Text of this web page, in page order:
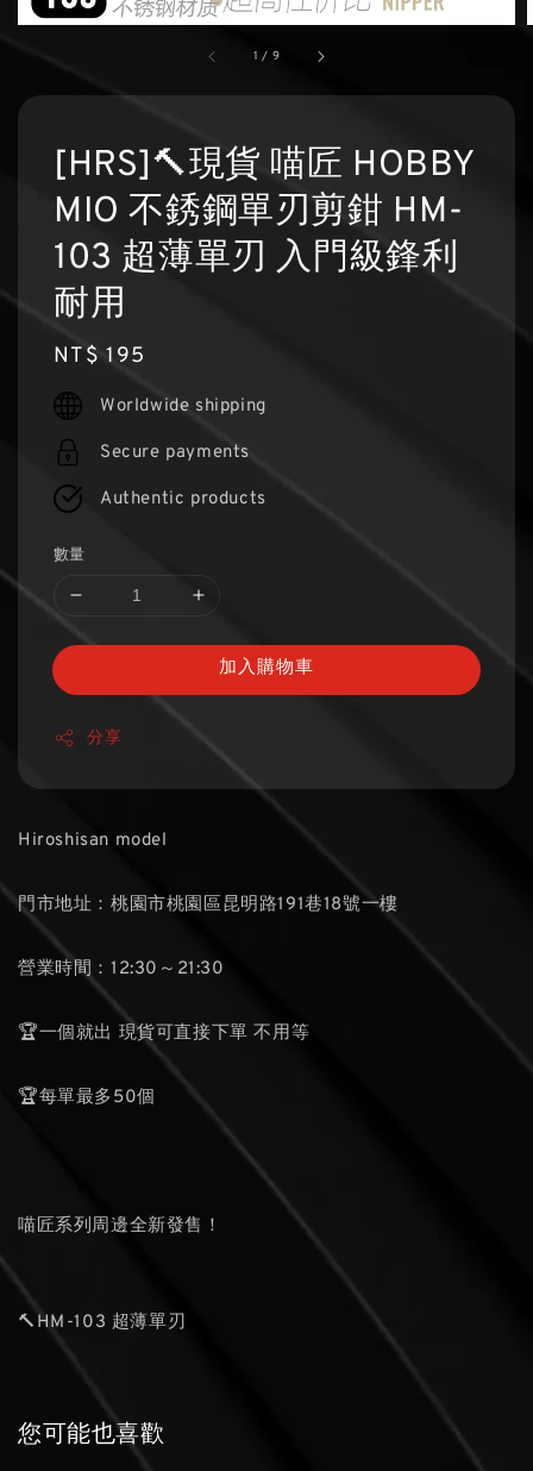
1 / 9
[HRS]🔨現貨 喵匠 HOBBY
MIO 不銹鋼單刃剪鉗 HM-
103 超薄單刃 入門級鋒利
耐用
Regular
price
NT$ 195
Worldwide shipping
Secure payments
Authentic products
數量
加入購物車
分享
Hiroshisan model
門市地址：桃園市桃園區昆明路191巷18號一樓
營業時間：12:30～21:30
🏆一個就出 現貨可直接下單 不用等
🏆每單最多50個
喵匠系列周邊全新發售！
🔨HM-103 超薄單刃
您可能也喜歡